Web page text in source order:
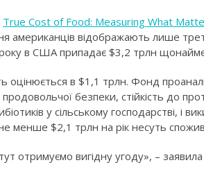
True Cost of Food: Measuring What
американців відображають лише
в США припадає $3,2 трлн
оцінюється в $1,1 трлн. Фонд
продовольчої безпеки, стійкість до
у сільському господарстві, і
менше $2,1 трлн на рік несуть
отримуємо вигідну угоду», – заявила